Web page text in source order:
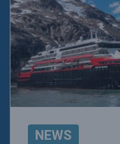
NEWS